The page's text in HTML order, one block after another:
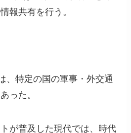
報共有を行う。
、特定の国の軍事・外交通
った。
が普及した現代では、時代